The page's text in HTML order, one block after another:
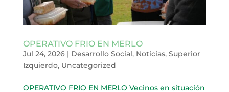
OPERATIVO FRIO EN MERLO
Jul 24, 2026| Desarrollo Social, Noticias, Superior
Izquierdo, Uncategorized
OPERATIVO FRIO EN MERLO Vecinos en situación